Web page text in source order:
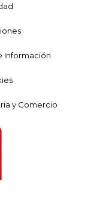
Información
y Comercio